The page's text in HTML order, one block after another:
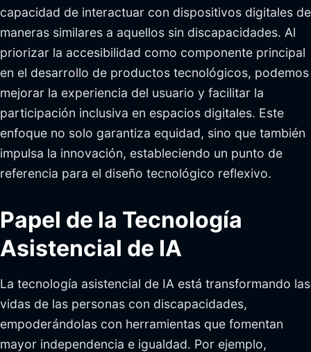
capacidad de interactuar con dispositivos digitales de
maneras similares a aquellos sin discapacidades. Al
priorizar la accesibilidad como componente principal
en el desarrollo de productos tecnológicos, podemos
mejorar la experiencia del usuario y facilitar la
participación inclusiva en espacios digitales. Este
enfoque no solo garantiza equidad, sino que también
impulsa la innovación, estableciendo un punto de
referencia para el diseño tecnológico reflexivo.
Papel de la Tecnología
Asistencial de IA
La tecnología asistencial de IA está transformando las
vidas de las personas con discapacidades,
empoderándolas con herramientas que fomentan
mayor independencia e igualdad. Por ejemplo,